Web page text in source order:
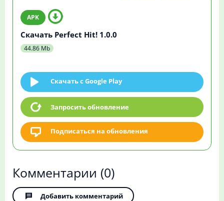
Скачать Perfect Hit! 1.0.0
44.86 Mb
Скачать c Google Play
Запросить обновление
Подписаться на обновления
Комментарии (0)
Добавить комментарий